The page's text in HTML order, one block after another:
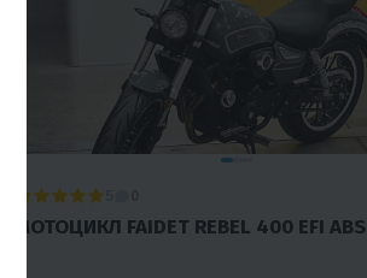
МОТОЦИКЛ FAIDET REBEL 400 EFI ABS